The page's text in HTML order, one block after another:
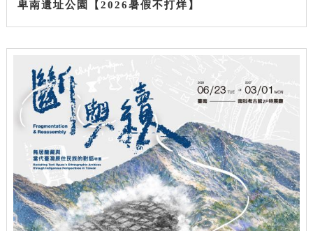
卑南遺址公園【2026暑假不打烊】